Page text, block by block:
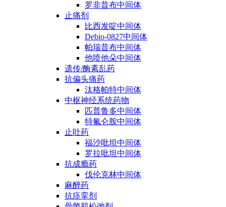
罗非昔布中间体
止痛剂
比西发啶中间体
Debio-0827中间体
帕瑞昔布中间体
他喷他朵中间体
遗传/酶紊乱药
抗偏头痛药
汰格帕特中间体
中枢神经系统药物
匹普鲁多中间体
特氟仑胺中间体
止吐药
福沙吡坦中间体
罗拉吡坦中间体
抗成瘾药
伐伦克林中间体
麻醉药
抗痉挛剂